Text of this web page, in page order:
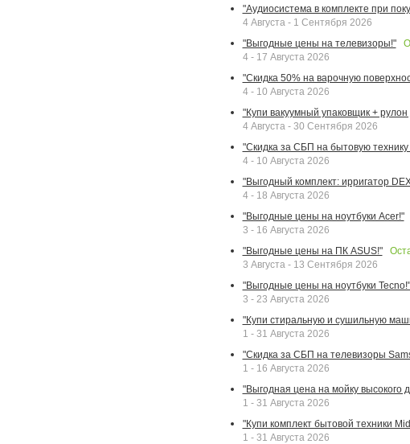
"Аудиосистема в комплекте при
4 Августа - 1 Сентября 2026
"Выгодные цены на телевизоры!"
4 - 17 Августа 2026
"Скидка 50% на варочную
4 - 10 Августа 2026
"Купи вакуумный упаковщик +
4 Августа - 30 Сентября 2026
"Скидка за СБП на бытовую
4 - 10 Августа 2026
"Выгодный комплект: ирригатор
4 - 18 Августа 2026
"Выгодные цены на ноутбуки Acer!"
3 - 16 Августа 2026
"Выгодные цены на ПК ASUS!"
3 Августа - 13 Сентября 2026
"Выгодные цены на ноутбуки Tecno!"
3 - 23 Августа 2026
"Купи стиральную и сушильную
1 - 31 Августа 2026
"Скидка за СБП на телевизоры
1 - 16 Августа 2026
"Выгодная цена на мойку высокого
1 - 31 Августа 2026
"Купи комплект бытовой техники
1 - 31 Августа 2026